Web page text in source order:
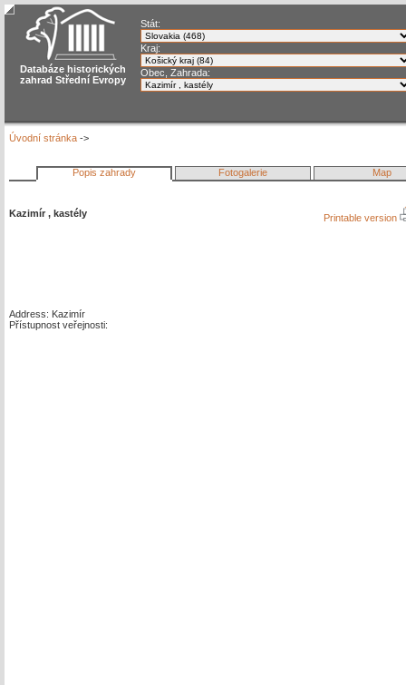
Databáze historických
zahrad Střední Evropy
Stát:
Kraj:
Obec, Zahrada:
Úvodní stránka ->
Popis zahrady Fotogalerie Map
Kazimír , kastély Printable version
Address: Kazimír
Přístupnost veřejnosti: